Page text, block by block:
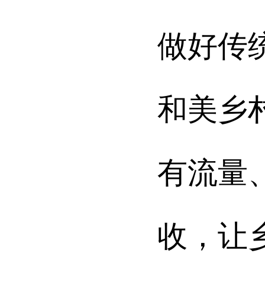
做好传
和美乡
有流量
收，让